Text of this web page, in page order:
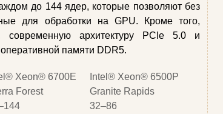
до 144 ядер, которые позволяют без
для обработки на GPU. Кроме того,
современную архитектуру PCIe 5.0 и
памяти DDR5.
Xeon® 6700E
Intel® Xeon® 6500P
Forest
Granite Rapids
32–86